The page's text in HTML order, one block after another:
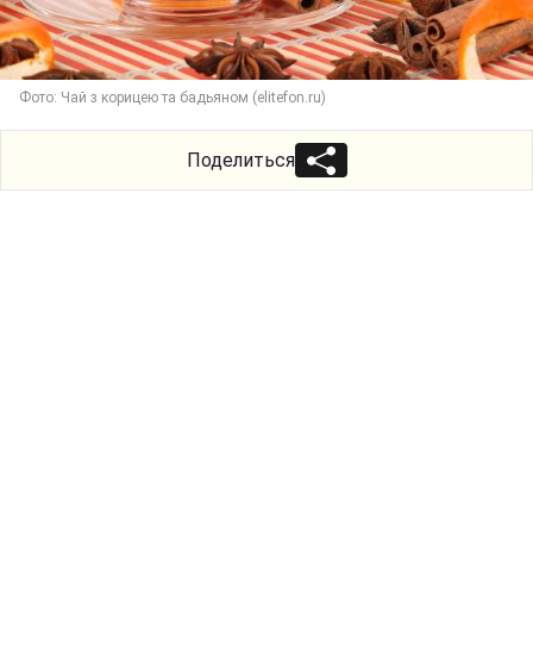
Фото: Чай з корицею та бадьяном (elitefon.ru)
Поделиться